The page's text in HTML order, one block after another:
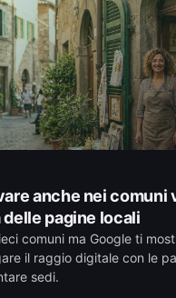
anche nei comuni
pagine locali
comuni ma Google ti
il raggio digitale con le
sedi.